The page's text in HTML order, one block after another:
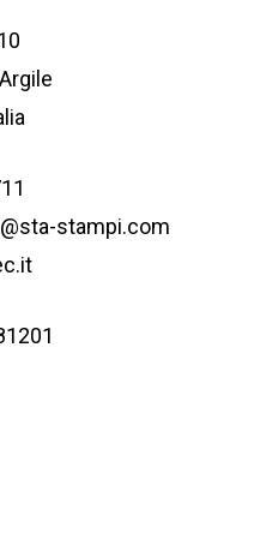
stampi.com